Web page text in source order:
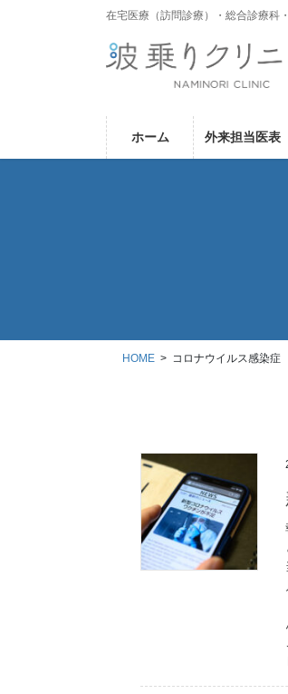
動
に
在宅医療（訪問診療）・総合診療科
ホーム 外来担当医表
HOME コロナウイルス感染症